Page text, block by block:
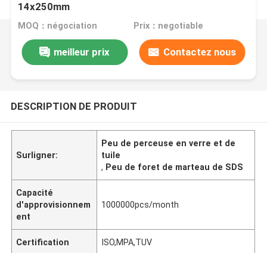
14x250mm
MOQ：négociation Prix：negotiable
meilleur prix Contactez nous
DESCRIPTION DE PRODUIT
Surligner:
Peu de perceuse en verre et de
tuile
, Peu de foret de marteau de SDS
Capacité
d'approvisionnem
ent
1000000pcs/month
Certification ISO,MPA,TUV